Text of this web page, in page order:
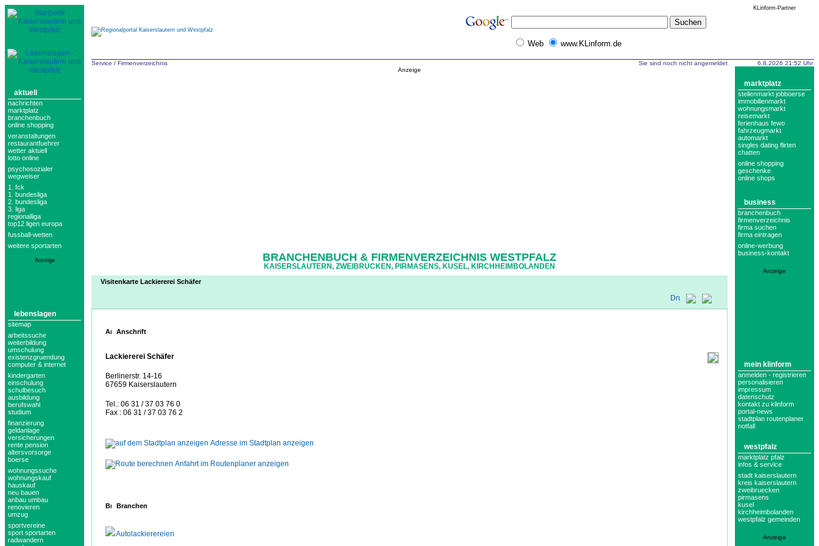
aktuell
nachrichten
marktplatz
branchenbuch
online shopping
veranstaltungen
restaurantfuehrer
wetter aktuell
lotto online
psychosozialer
wegweiser
1. fck
1. bundesliga
2. bundesliga
3. liga
regionalliga
top12 ligen europa
fussball-wetten
weitere sportarten
Anzeige
lebenslagen
sitemap
arbeitssuche
weiterbildung
umschulung
existenzgruendung
computer & internet
kindergarten
einschulung
schulbesuch
ausbildung
berufswahl
studium
finanzierung
geldanlage
versicherungen
rente pension
altersvorsorge
boerse
wohnungssuche
wohnungskauf
hauskauf
neu bauen
anbau umbau
renovieren
umzug
sportvereine
sport sportarten
radwandern
KLinform-Partner
Web www.KLinform.de
Service / Firmenverzeichnis
Sie sind noch nicht angemeldet
Anzeige
BRANCHENBUCH & FIRMENVERZEICHNIS WESTPFALZ
KAISERSLAUTERN, ZWEIBRÜCKEN, PIRMASENS, KUSEL, KIRCHHEIMBOLANDEN
Visitenkarte Lackiererei Schäfer
Anschrift
Lackiererei Schäfer
Berlinerstr. 14-16
67659 Kaiserslautern
Tel.: 06 31 / 37 03 76 0
Fax : 06 31 / 37 03 76 2
Adresse im Stadtplan anzeigen
Anfahrt im Routenplaner anzeigen
Branchen
Autolackierereien
6.8.2026 21:52 Uhr
marktplatz
stellenmarkt jobboerse
immobilienmarkt
wohnungsmarkt
reisemarkt
ferienhaus fewo
fahrzeugmarkt
automarkt
singles dating flirten
chatten
online shopping
geschenke
online shops
business
branchenbuch
firmenverzeichnis
firma suchen
firma eintragen
online-werbung
business-kontakt
Anzeige
mein klinform
anmelden - registrieren
personalisieren
impressum
datenschutz
kontakt zu klinform
portal-news
stadtplan routenplaner
notfall
westpfalz
marktplatz pfalz
infos & service
stadt kaiserslautern
kreis kaiserslautern
zweibruecken
pirmasens
kusel
kirchheimbolanden
westpfalz gemeinden
Anzeige